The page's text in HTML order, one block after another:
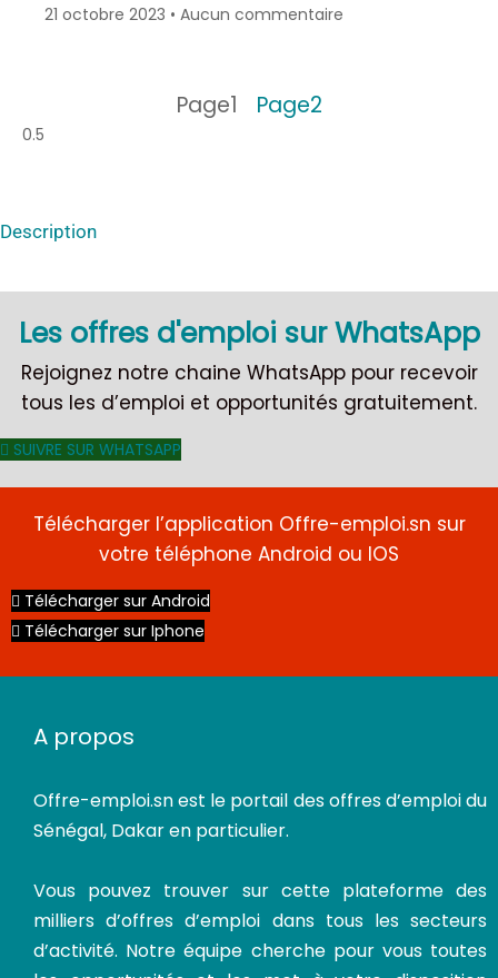
21 octobre 2023
Aucun commentaire
Page1 Page2
Description
Les offres d'emploi sur WhatsApp
Rejoignez notre chaine WhatsApp pour recevoir
tous les d’emploi et opportunités gratuitement.
SUIVRE SUR WHATSAPP
Télécharger l’application Offre-emploi.sn sur
votre téléphone Android ou IOS
Télécharger sur Android
Télécharger sur Iphone
A propos
Offre-emploi.snest le portail des offres d’emploi du
Sénégal, Dakar en particulier.
Vous pouvez trouver sur cette plateforme des
milliers d’offres d’emploi dans tous les secteurs
d’activité. Notre équipe cherche pour vous toutes